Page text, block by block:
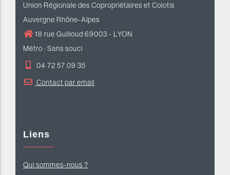
Union Régionale des Copropriétaires et Colotis
Auvergne Rhône-Alpes
18 rue Guilloud 69003 - LYON
Métro : Sans souci
04 72 57 09 35
Contact par email
Liens
Qui sommes-nous ?